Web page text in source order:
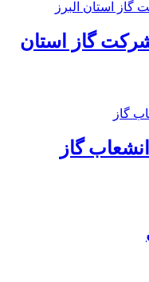
گاز استان
گاز